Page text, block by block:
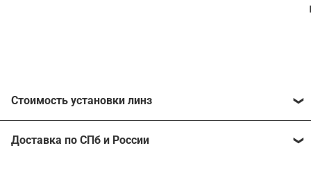
Стоимость установки линз
Расчитать стоимость ваших линз поможет
Доставка по СПб и России